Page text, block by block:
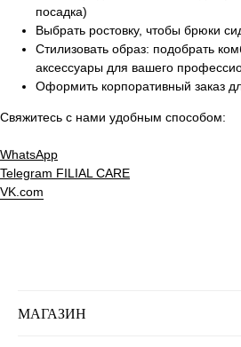
посадка)
Выбрать ростовку, чтобы брюки
Стилизовать образ: подобрать
аксессуары для вашего
Оформить корпоративный заказ
Свяжитесь с нами удобным способом:
WhatsApp
Telegram FILIAL CARE
VK.com
МАГАЗИН